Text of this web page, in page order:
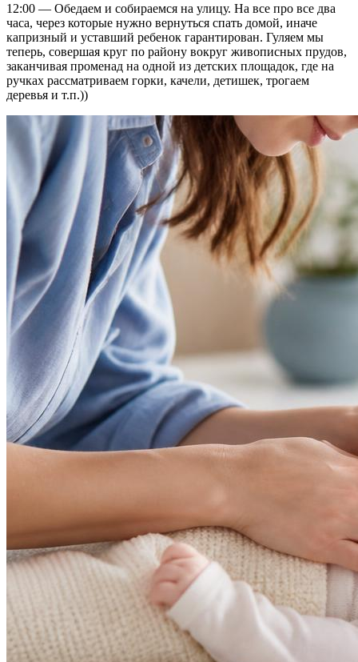
12:00 — Обедаем и собираемся на улицу. На все про все два
часа, через которые нужно вернуться спать домой, иначе
капризный и уставший ребенок гарантирован. Гуляем мы
теперь, совершая круг по району вокруг живописных прудов,
заканчивая променад на одной из детских площадок, где на
ручках рассматриваем горки, качели, детишек, трогаем
деревья и т.п.))